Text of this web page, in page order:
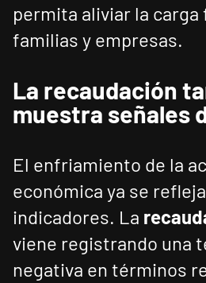
permita aliviar la carga
familias y empresas.
La recaudación
muestra señales
El enfriamiento de la
económica ya se
indicadores. La
viene registrando una
negativa en términos